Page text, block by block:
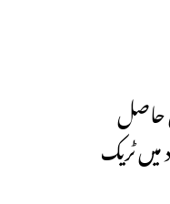
حاصل
ٹریک